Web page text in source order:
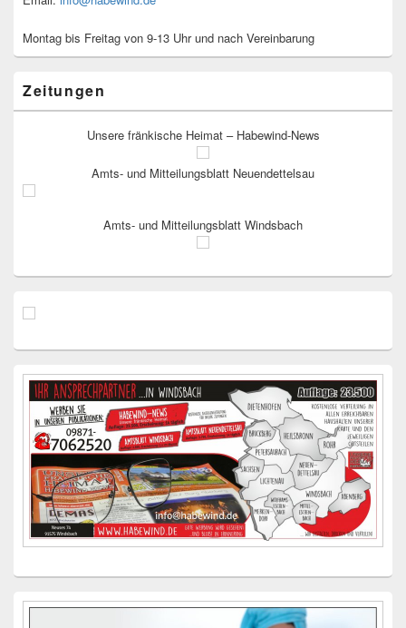
Montag bis Freitag von 9-13 Uhr und nach Vereinbarung
Zeitungen
Unsere fränkische Heimat – Habewind-News
Amts- und Mitteilungsblatt Neuendettelsau
Amts- und Mitteilungsblatt Windsbach